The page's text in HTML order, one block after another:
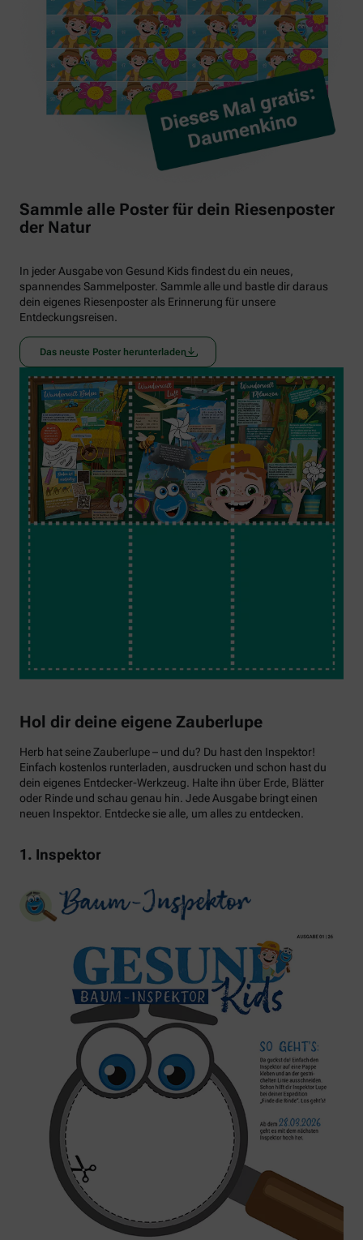
Sammle alle Poster für dein Riesenposter
der Natur
In jeder Ausgabe von Gesund Kids findest du ein neues,
spannendes Sammelposter. Sammle alle und bastle dir daraus
dein eigenes Riesenposter als Erinnerung für unsere
Entdeckungsreisen.
Das neuste Poster herunterladen
Hol dir deine eigene Zauberlupe
Herb hat seine Zauberlupe – und du? Du hast den Inspektor!
Einfach kostenlos runterladen, ausdrucken und schon hast du
dein eigenes Entdecker-Werkzeug. Halte ihn über Erde, Blätter
oder Rinde und schau genau hin. Jede Ausgabe bringt einen
neuen Inspektor. Entdecke sie alle, um alles zu entdecken.
1. Inspektor